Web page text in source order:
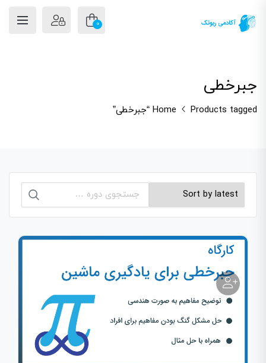
0
جبرخطی
Home Products tagged “جبرخطی”
جستجو
برای: